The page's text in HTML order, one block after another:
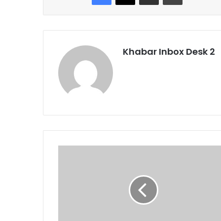
Khabar Inbox Desk 2